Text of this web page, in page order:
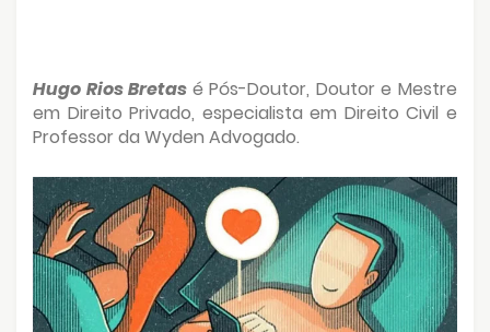
Hugo Rios Bretas é Pós-Doutor, Doutor e Mestre
em Direito Privado, especialista em Direito Civil e
Professor da Wyden Advogado.